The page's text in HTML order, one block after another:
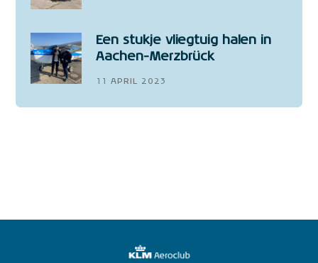
Een stukje vliegtuig halen in
Aachen-Merzbrück
11 APRIL 2023